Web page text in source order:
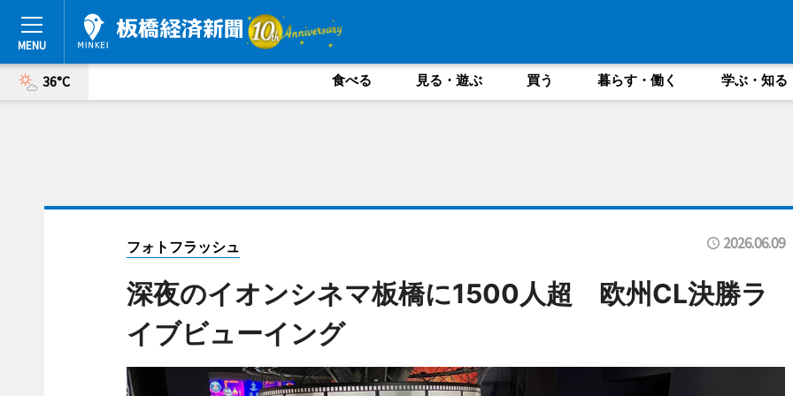
36°C 食べる 見る・遊ぶ 買う 暮らす・働く 学ぶ・知る
フォトフラッシュ 2026.06.09
深夜のイオンシネマ板橋に1500人超 欧州CL決勝ラ
イブビューイング